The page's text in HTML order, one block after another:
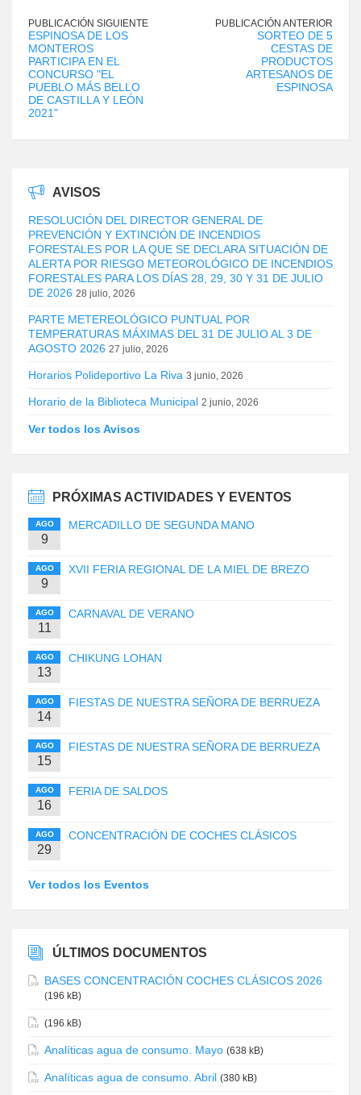
PUBLICACIÓN SIGUIENTE
ESPINOSA DE LOS
MONTEROS
PARTICIPA EN EL
CONCURSO "EL
PUEBLO MÁS BELLO
DE CASTILLA Y LEÓN
2021"
PUBLICACIÓN ANTERIOR
SORTEO DE 5
CESTAS DE
PRODUCTOS
ARTESANOS DE
ESPINOSA
AVISOS
RESOLUCIÓN DEL DIRECTOR GENERAL DE
PREVENCIÓN Y EXTINCIÓN DE INCENDIOS
FORESTALES POR LA QUE SE DECLARA SITUACIÓN DE
ALERTA POR RIESGO METEOROLÓGICO DE INCENDIOS
FORESTALES PARA LOS DÍAS 28, 29, 30 Y 31 DE JULIO
DE 2026 28 julio, 2026
PARTE METEREOLÓGICO PUNTUAL POR
TEMPERATURAS MÁXIMAS DEL 31 DE JULIO AL 3 DE
AGOSTO 2026 27 julio, 2026
Horarios Polideportivo La Riva 3 junio, 2026
Horario de la Biblioteca Municipal 2 junio, 2026
Ver todos los Avisos
PRÓXIMAS ACTIVIDADES Y EVENTOS
AGO
9
MERCADILLO DE SEGUNDA MANO
AGO
9
XVII FERIA REGIONAL DE LA MIEL DE BREZO
AGO
11
CARNAVAL DE VERANO
AGO
13
CHIKUNG LOHAN
AGO
14
FIESTAS DE NUESTRA SEÑORA DE BERRUEZA
AGO
15
FIESTAS DE NUESTRA SEÑORA DE BERRUEZA
AGO
16
FERIA DE SALDOS
AGO
29
CONCENTRACIÓN DE COCHES CLÁSICOS
Ver todos los Eventos
ÚLTIMOS DOCUMENTOS
BASES CONCENTRACIÓN COCHES CLÁSICOS 2026
(196 kB)
(196 kB)
Analíticas agua de consumo. Mayo (638 kB)
Analíticas agua de consumo. Abril (380 kB)